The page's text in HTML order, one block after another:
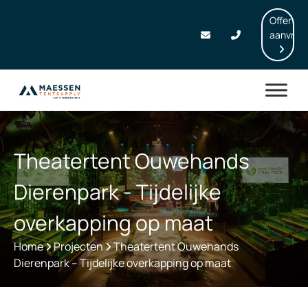
Offerte
Theatertent Ouwehands
Dierenpark - Tijdelijke
overkapping op maat
Home Projecten
Theatertent Ouwehands
Dierenpark – Tijdelijke overkapping op maat